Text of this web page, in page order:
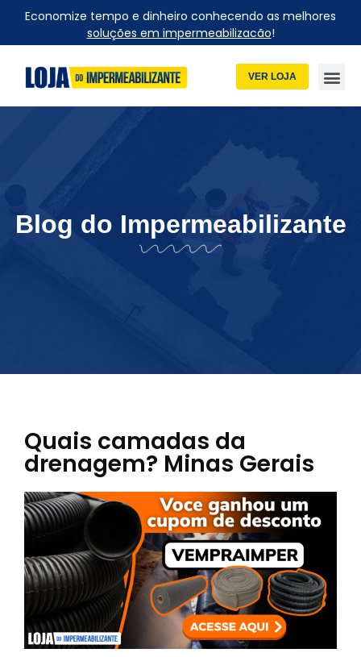
Economize tempo e dinheiro conhecendo as melhores
soluções em impermeabilizacão!
VER LOJA
Blog do Impermeabilizante
Quais camadas da
drenagem? Minas Gerais